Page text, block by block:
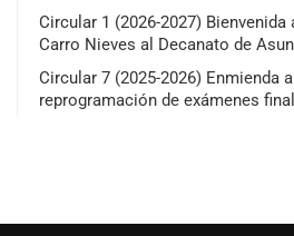
Circular 1 (2026-2027) Bienvenida
Carro Nieves al Decanato de
Circular 7 (2025-2026) Enmienda
reprogramación de exámenes